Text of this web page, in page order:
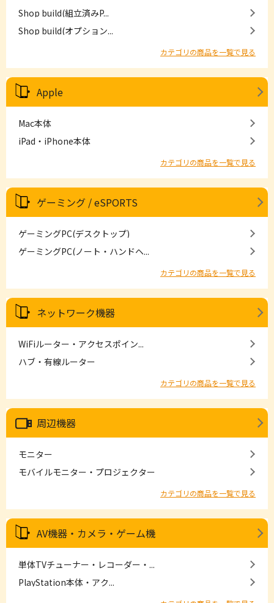
Shop build(組立済みP...
Shop build(オプション...
カテゴリの商品を一覧で見る
Apple
Mac本体
iPad・iPhone本体
カテゴリの商品を一覧で見る
ゲーミング / eSPORTS
ゲーミングPC(デスクトップ)
ゲーミングPC(ノート・ハンドヘ...
カテゴリの商品を一覧で見る
ネットワーク機器
WiFiルーター・アクセスポイン...
ハブ・有線ルーター
カテゴリの商品を一覧で見る
周辺機器
モニター
モバイルモニター・プロジェクター
カテゴリの商品を一覧で見る
AV機器・カメラ・ゲーム機
単体TVチューナー・レコーダー・...
PlayStation本体・アク...